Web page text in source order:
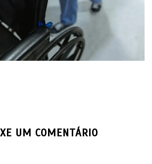
UM COMENTÁRIO